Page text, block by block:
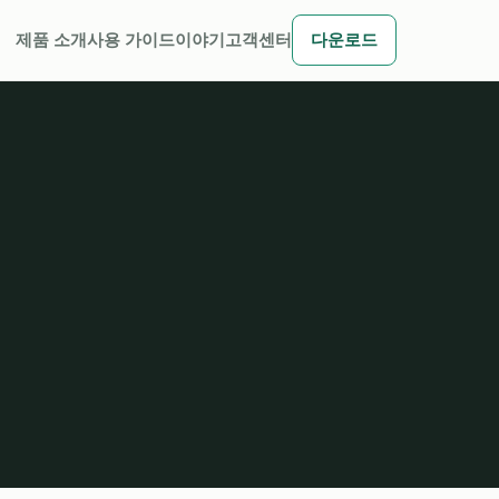
제품 소개사용 가이드이야기 고객센터 다운로드